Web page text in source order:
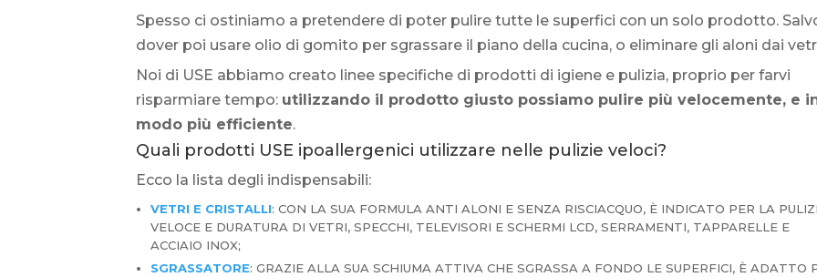
Spesso ci ostiniamo a pretendere di poter pulire tutte le superfici con un solo prodotto.
dover poi usare olio di gomito per sgrassare il piano della cucina, o eliminare gli aloni dai
Noi di USE abbiamo creato linee specifiche di prodotti di igiene e pulizia, proprio per farvi
risparmiare tempo: utilizzando il prodotto giusto possiamo pulire più velocemente, e
modo più efficiente.
Quali prodotti USE ipoallergenici utilizzare nelle pulizie veloci?
Ecco la lista degli indispensabili:
VETRI E CRISTALLI: CON LA SUA FORMULA ANTI ALONI E SENZA RISCIACQUO, È INDICATO PER LA
VELOCE E DURATURA DI VETRI, SPECCHI, TELEVISORI E SCHERMI LCD, SERRAMENTI, TAPPARELLE E
ACCIAIO INOX;
SGRASSATORE: GRAZIE ALLA SUA SCHIUMA ATTIVA CHE SGRASSA A FONDO LE SUPERFICI, È ADATTO